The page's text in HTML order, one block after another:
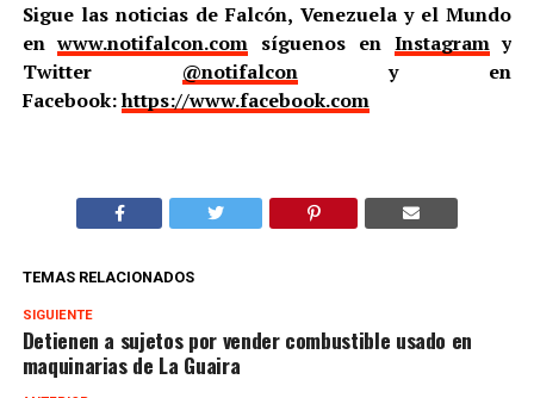
Sigue las noticias de Falcón, Venezuela y el Mundo
enwww.notifalcon.com síguenos en Instagramy
Twitter @notifalcony en
Facebook:https://www.facebook.com
TEMAS RELACIONADOS
SIGUIENTE
Detienen a sujetos por vender combustible usado en
maquinarias de La Guaira